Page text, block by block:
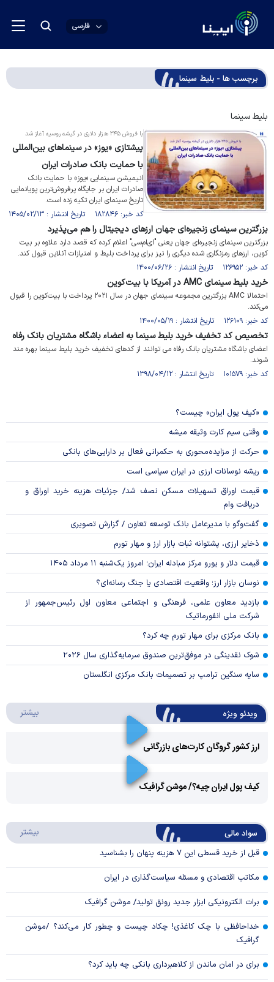
فارسی
برچسب ها - بلیط سینما
بلیط سینما
با فروش ۲۴۵ هزار دلاری در گیشه روسیه آغاز شد
پیشتازی «یوز» در سینماهای بین‌المللی
با حمایت بانک صادرات ایران
​انیمیشن سینمایی «یوز» با حمایت بانک
صادرات ایران بر جایگاه پرفروش‌ترین پویانمایی
تاریخ سینمای ایران تکیه زده است.
کد خبر: ۱۸۲۸۴۶ تاریخ انتشار : ۱۴۰۵/۰۲/۱۳
بزرگترین سینمای زنجیره‌ای جهان ارزهای دیجیتال را هم می‌پذیرد
بزرگترین سینمای زنجیره‌ای جهان یعنی "ای‌ام‌سی" اعلام کرده که قصد دارد علاوه بر بیت
کوین، ارزهای رمزنگاری شده دیگری را نیز برای پرداخت بلیط و امتیازات آنلاین قبول کند.
کد خبر: ۱۲۶۹۵۲ تاریخ انتشار : ۱۴۰۰/۰۶/۲۶
خرید بلیط سینمای AMC در آمریکا با بیت‌کوین
احتمالا AMC بزرگترین مجموعه سینمای جهان در سال ۲۰۲۱ پرداخت با بیت‌کوین را قبول
می‌کند.
کد خبر: ۱۲۶۱۰۹ تاریخ انتشار : ۱۴۰۰/۰۵/۱۹
تخصیص کد تخفیف خرید بلیط سینما به اعضاء باشگاه مشتریان بانک رفاه
اعضای باشگاه مشتریان بانک رفاه می توانند از کدهای تخفیف خرید بلیط سینما بهره مند
شوند.
کد خبر: ۱۰۱۵۷۹ تاریخ انتشار : ۱۳۹۸/۰۴/۱۲
«کیف پول ایران» چیست؟
وقتی سیم کارت وثیقه میشه
حرکت از مزایده‌محوری به حکمرانی فعال بر دارایی‌های بانکی
ریشه نوسانات ارزی در ایران سیاسی است
قیمت اوراق تسهیلات مسکن نصف شد/ جزئیات هزینه خرید اوراق و
دریافت وام
گفت‌وگو با مدیرعامل بانک توسعه تعاون / گزارش تصویری
ذخایر ارزی، پشتوانه ثبات بازار ارز و مهار تورم
قیمت دلار و یورو مرکز مبادله ایران؛ امروز یک‌شنبه ۱۱ مرداد ۱۴۰۵
نوسان بازار ارز؛ واقعیت اقتصادی یا جنگ رسانه‌ای؟
بازدید معاون علمی، فرهنگی و اجتماعی معاون اول رئیس‌جمهور از
شرکت ملی انفورماتیک
بانک مرکزی برای مهار تورم چه کرد؟
شوک نقدینگی در موفق‌ترین صندوق سرمایه‌گذاری سال ۲۰۲۶
سایه سنگین ترامپ بر تصمیمات بانک مرکزی انگلستان
ویدئو ویژه بیشتر
ارز کشور گروگان کارت‌های بازرگانی
Video
کیف پول ایران چیه؟/ موشن گرافیک
سواد مالی بیشتر
قبل از خرید قسطی این ۷ هزینه پنهان را بشناسید
مکاتب اقتصادی و مسئله سیاست‌گذاری در ایران
برات الکترونیکی ابزار جدید رونق تولید/ موشن گرافیک
خداحافظی با چک کاغذی! چکاد چیست و چطور کار می‌کند؟ /موشن
گرافیک
برای در امان ماندن از کلاهبرداری بانکی چه باید کرد؟